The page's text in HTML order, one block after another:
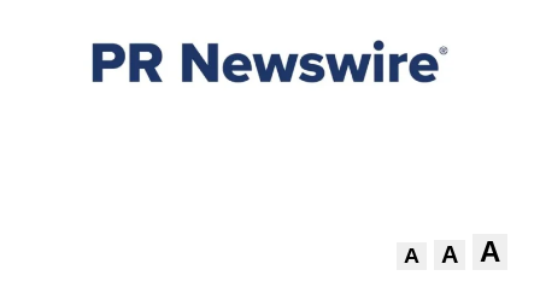
A A A